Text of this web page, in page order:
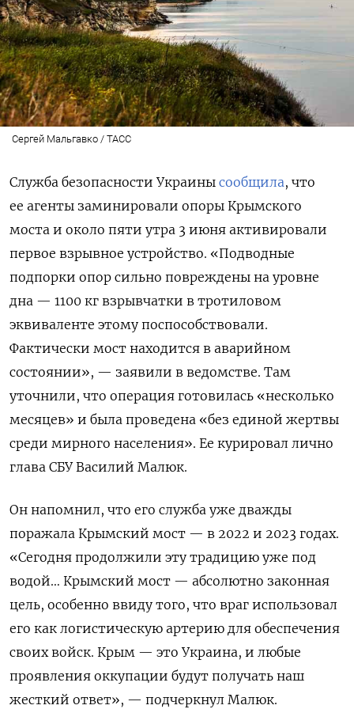
Сергей Мальгавко / ТАСС
Служба безопасности Украины сообщила, что
ее агенты заминировали опоры Крымского
моста и около пяти утра 3 июня активировали
первое взрывное устройство. «Подводные
подпорки опор сильно повреждены на уровне
дна — 1100 кг взрывчатки в тротиловом
эквиваленте этому поспособствовали.
Фактически мост находится в аварийном
состоянии», — заявили в ведомстве. Там
уточнили, что операция готовилась «несколько
месяцев» и была проведена «без единой жертвы
среди мирного населения». Ее курировал лично
глава СБУ Василий Малюк.
Он напомнил, что его служба уже дважды
поражала Крымский мост — в 2022 и 2023 годах.
«Сегодня продолжили эту традицию уже под
водой… Крымский мост — абсолютно законная
цель, особенно ввиду того, что враг использовал
его как логистическую артерию для обеспечения
своих войск. Крым — это Украина, и любые
проявления оккупации будут получать наш
жесткий ответ», — подчеркнул Малюк.